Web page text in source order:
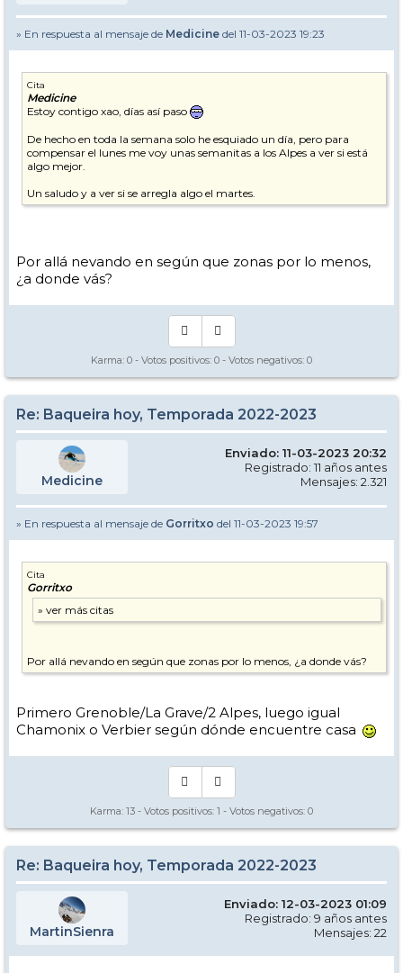
» En respuesta al mensaje de Medicine del 11-03-2023 19:23
Cita
Medicine
Estoy contigo xao, días así paso
De hecho en toda la semana solo he esquiado un día, pero para
compensar el lunes me voy unas semanitas a los Alpes a ver si está
algo mejor.
Un saludo y a ver si se arregla algo el martes.
Por allá nevando en según que zonas por lo menos,
¿a donde vás?
Karma: 0 - Votos positivos: 0 - Votos negativos: 0
Re: Baqueira hoy, Temporada 2022-2023
Medicine
Enviado: 11-03-2023 20:32
Registrado: 11 años antes
Mensajes: 2.321
» En respuesta al mensaje de Gorritxo del 11-03-2023 19:57
Cita
Gorritxo
Por allá nevando en según que zonas por lo menos, ¿a donde vás?
Primero Grenoble/La Grave/2 Alpes, luego igual
Chamonix o Verbier según dónde encuentre casa
Karma: 13 - Votos positivos: 1 - Votos negativos: 0
Re: Baqueira hoy, Temporada 2022-2023
MartinSienra
Enviado: 12-03-2023 01:09
Registrado: 9 años antes
Mensajes: 22